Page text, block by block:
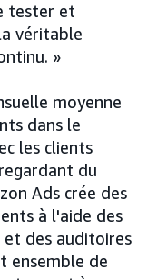
tester et
véritable
»
moyenne
dans le
les clients
du
Ads crée des
à l'aide des
et des auditoires
ensemble de